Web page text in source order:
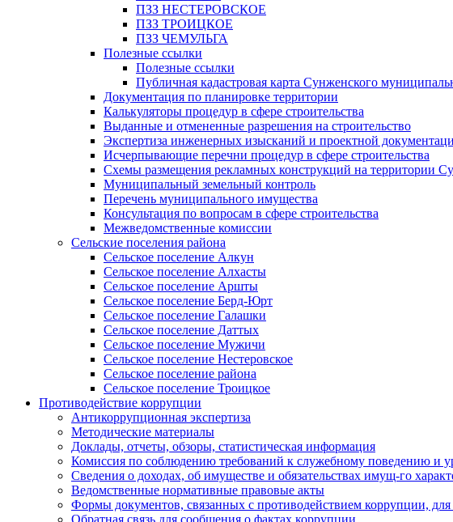
ПЗЗ НЕСТЕРОВСКОЕ
ПЗЗ ТРОИЦКОЕ
ПЗЗ ЧЕМУЛЬГА
Полезные ссылки
Полезные ссылки
Публичная кадастровая карта Сунженского
Документация по планировке территории
Калькуляторы процедур в сфере строительства
Выданные и отмененные разрешения на строительство
Экспертиза инженерных изысканий и проектной
Исчерпывающие перечни процедур в сфере строительства
Схемы размещения рекламных конструкций на территории
Муниципальный земельный контроль
Перечень муниципального имущества
Консультация по вопросам в сфере строительства
Межведомственные комиссии
Сельские поселения района
Сельское поселение Алкун
Сельское поселение Алхасты
Сельское поселение Аршты
Сельское поселение Берд-Юрт
Сельское поселение Галашки
Сельское поселение Даттых
Сельское поселение Мужичи
Сельское поселение Нестеровское
Сельское поселение района
Сельское поселение Троицкое
Противодействие коррупции
Антикоррупционная экспертиза
Методические материалы
Доклады, отчеты, обзоры, статистическая информация
Комиссия по соблюдению требований к служебному поведению и
Сведения о доходах, об имуществе и обязательствах имущ-го
Ведомственные нормативные правовые акты
Формы документов, связанных с противодействием коррупции, для
Обратная связь для сообщения о фактах коррупции